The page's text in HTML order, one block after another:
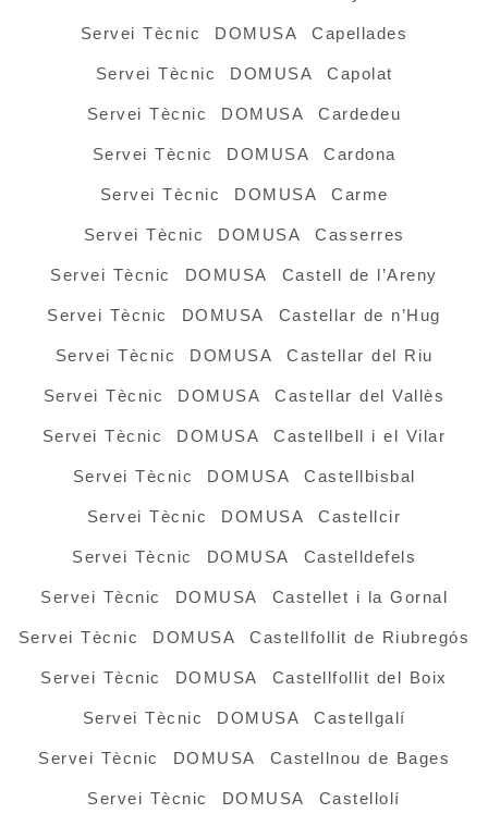
Servei Tècnic DOMUSA Capellades
Servei Tècnic DOMUSA Capolat
Servei Tècnic DOMUSA Cardedeu
Servei Tècnic DOMUSA Cardona
Servei Tècnic DOMUSA Carme
Servei Tècnic DOMUSA Casserres
Servei Tècnic DOMUSA Castell de l’Areny
Servei Tècnic DOMUSA Castellar de n’Hug
Servei Tècnic DOMUSA Castellar del Riu
Servei Tècnic DOMUSA Castellar del Vallès
Servei Tècnic DOMUSA Castellbell i el Vilar
Servei Tècnic DOMUSA Castellbisbal
Servei Tècnic DOMUSA Castellcir
Servei Tècnic DOMUSA Castelldefels
Servei Tècnic DOMUSA Castellet i la Gornal
Servei Tècnic DOMUSA Castellfollit de Riubregós
Servei Tècnic DOMUSA Castellfollit del Boix
Servei Tècnic DOMUSA Castellgalí
Servei Tècnic DOMUSA Castellnou de Bages
Servei Tècnic DOMUSA Castellolí